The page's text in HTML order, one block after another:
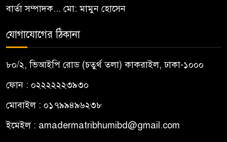
বার্তা সম্পাদক... মো: মামুন হোসেন
যোগাযোগের ঠিকানা
৮০/২, ভিআইপি রোড (চতুর্থ তলা) কাকরাইল, ঢাকা-১০০০
ফোন : ০২২২২২২৩৯৩০
মোবাইল : ০১৭৯৯৪৯৬২৩৮
ইমেইল : amadermatribhumibd@gmail.com